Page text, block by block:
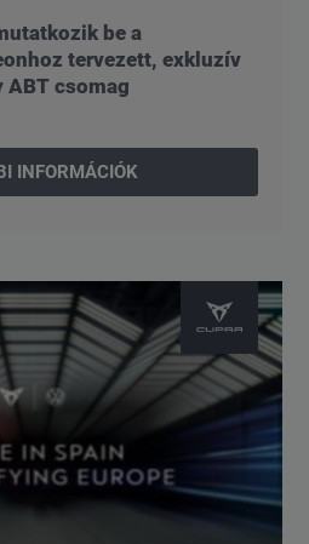
be a
tervezett, exkluzív
ABT csomag
INFORMÁCIÓK